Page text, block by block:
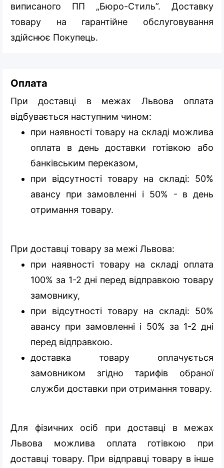
виписаного ПП „Бюро-Стиль”. Доставку
товару на гарантійне обслуговування
здійснює Покупець.
Оплата
При доставці в межах Львова оплата
відбувається наступним чином:
при наявності товару на складі можлива
оплата в день доставки готівкою або
банківським переказом,
при відсутності товару на складі: 50%
авансу при замовленні і 50% - в день
отримання товару.
При доставці товару за межі Львова:
при наявності товару на складі оплата
100% за 1-2 дні перед відправкою товару
замовнику,
при відсутності товару на складі: 50%
авансу при замовленні і 50% за 1-2 дні
перед відправкою.
доставка товару оплачується
замовником згідно тарифів обраної
служби доставки при отримання товару.
Для фізичних осіб при доставці в межах
Львова можлива оплата готівкою при
доставці товару. При відправці товару в інше